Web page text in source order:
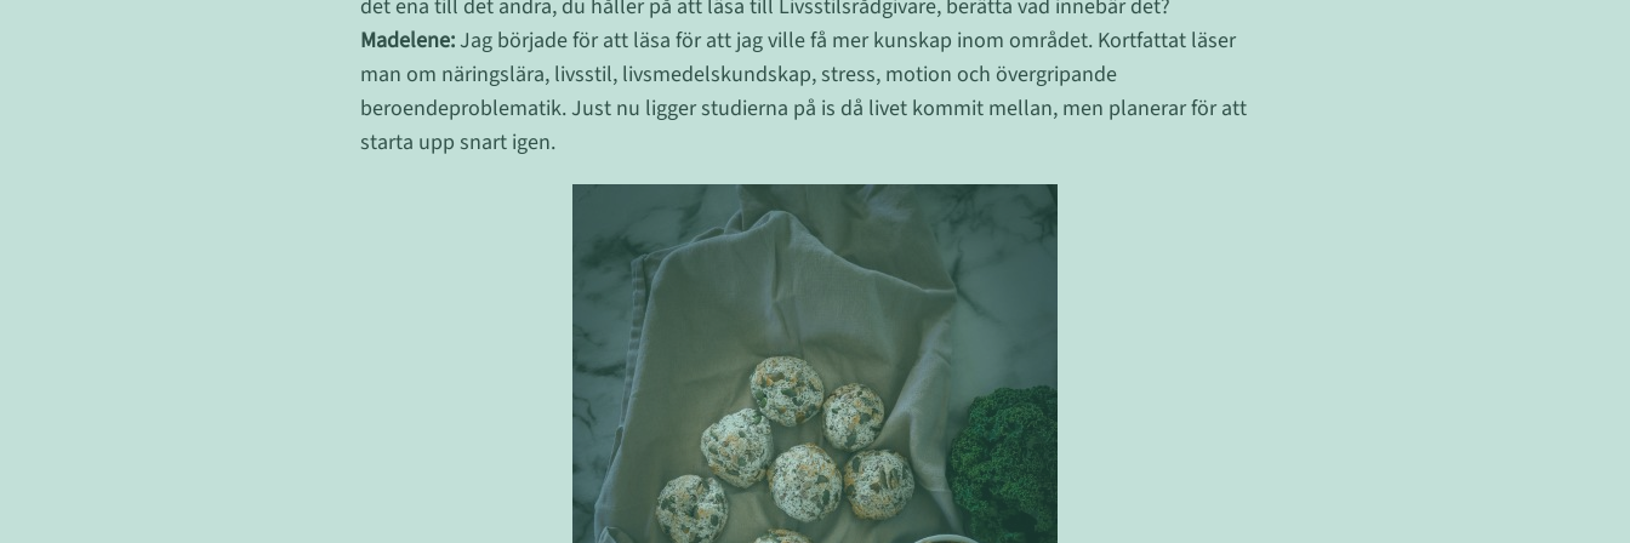
det ena till det andra, du håller på att läsa till Livsstilsrådgivare, berätta vad innebär det?
Madelene:Jag började för att läsa för att jag ville få mer kunskap inom området. Kortfattat läser
man om näringslära, livsstil, livsmedelskundskap, stress, motion och övergripande
beroendeproblematik. Just nu ligger studierna på is då livet kommit mellan, men planerar för att
starta upp snart igen.